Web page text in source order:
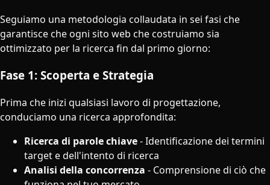
Seguiamo una metodologia collaudata in sei fasi che
garantisce che ogni sito web che costruiamo sia
ottimizzato per la ricerca fin dal primo giorno:
Fase 1: Scoperta e Strategia
Prima che inizi qualsiasi lavoro di progettazione,
conduciamo una ricerca approfondita:
Ricerca di parole chiave- Identificazione dei termini
target e dell'intento di ricerca
Analisi della concorrenza - Comprensione di ciò che